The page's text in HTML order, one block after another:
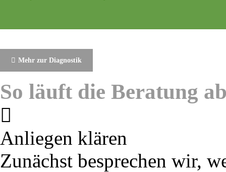
Mehr zur Diagnostik
So läuft die Beratung
Anliegen klären
Zunächst besprechen wir,